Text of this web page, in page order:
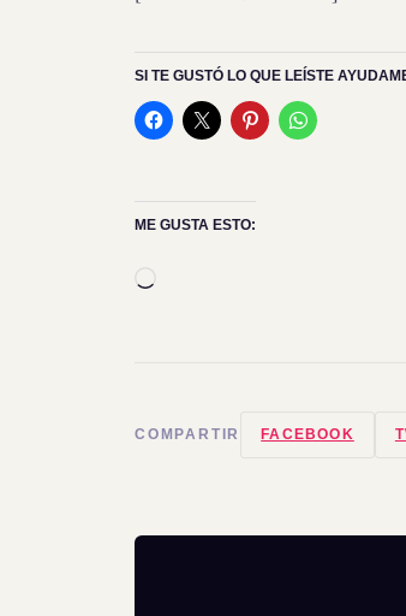
SI TE GUSTÓ LO QUE LEÍSTE
ME GUSTA ESTO:
COMPARTIR FACEBOOK